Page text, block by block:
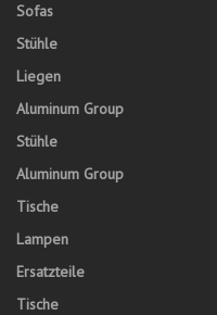
Sofas
Stühle
Liegen
Aluminum Group
Stühle
Aluminum Group
Tische
Lampen
Ersatzteile
Tische